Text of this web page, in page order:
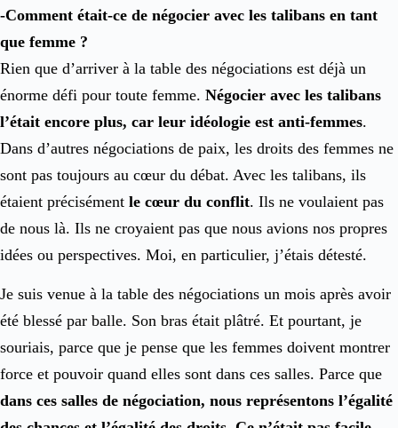
-Comment était-ce de négocier avec les talibans en tant
que femme ?
Rien que d’arriver à la table des négociations est déjà un
énorme défi pour toute femme. Négocier avec les talibans
l’était encore plus, car leur idéologie est anti-femmes.
Dans d’autres négociations de paix, les droits des femmes ne
sont pas toujours au cœur du débat. Avec les talibans, ils
étaient précisément le cœur du conflit. Ils ne voulaient pas
de nous là. Ils ne croyaient pas que nous avions nos propres
idées ou perspectives. Moi, en particulier, j’étais détesté.
Je suis venue à la table des négociations un mois après avoir
été blessé par balle. Son bras était plâtré. Et pourtant, je
souriais, parce que je pense que les femmes doivent montrer
force et pouvoir quand elles sont dans ces salles. Parce que
dans ces salles de négociation, nous représentons l’égalité